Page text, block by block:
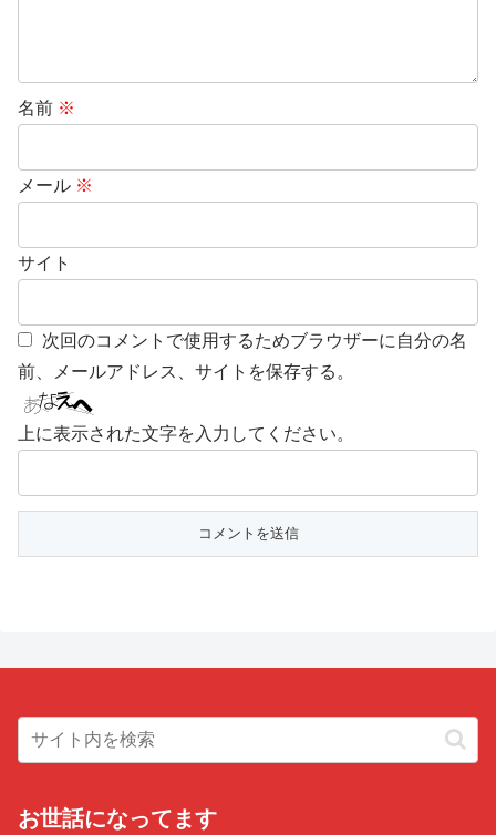
名前 ※
メール ※
サイト
次回のコメントで使用するためブラウザーに自分の名
前、メールアドレス、サイトを保存する。
上に表示された文字を入力してください。
お世話になってます